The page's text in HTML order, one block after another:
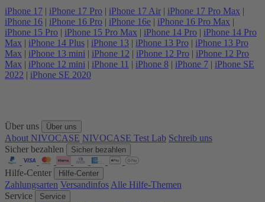
iPhone 17 | iPhone 17 Pro | iPhone 17 Air | iPhone 17 Pro Max |
iPhone 16 | iPhone 16 Pro | iPhone 16e | iPhone 16 Pro Max |
iPhone 15 Pro | iPhone 15 Pro Max | iPhone 14 Pro | iPhone 14 Pro
Max | iPhone 14 Plus | iPhone 13 | iPhone 13 Pro | iPhone 13 Pro
Max | iPhone 13 mini | iPhone 12 | iPhone 12 Pro | iPhone 12 Pro
Max | iPhone 12 mini | iPhone 11 | iPhone 8 | iPhone 7 | iPhone SE
2022 | iPhone SE 2020
Über uns Über uns
About NIVOCASE NIVOCASE Test Lab Schreib uns
Sicher bezahlen
Sicher bezahlen
Hilfe-Center Hilfe-Center
Zahlungsarten VersandinfosAlle Hilfe-Themen
Service
Service